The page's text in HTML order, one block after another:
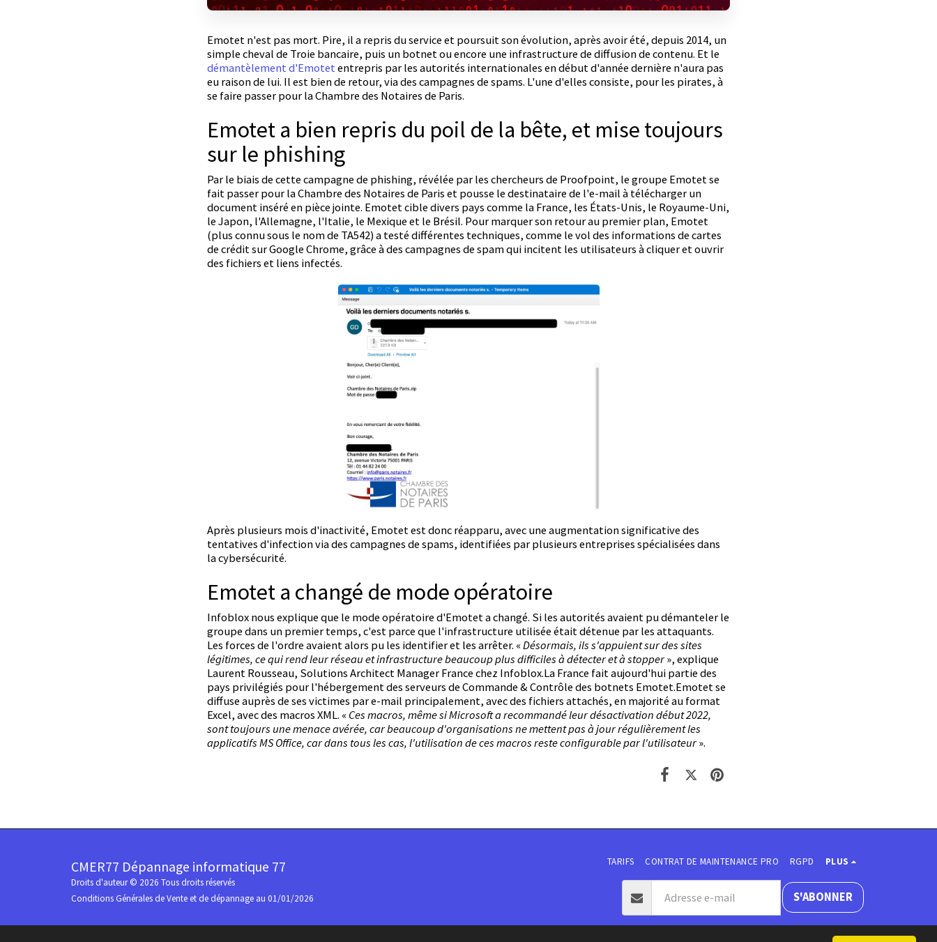
Emotet n'est pas mort. Pire, il a repris du service et poursuit son évolution, après avoir été, depuis 2014, un
simple cheval de Troie bancaire, puis un botnet ou encore une infrastructure de diffusion de contenu. Et le
démantèlement d'Emotetentrepris par les autorités internationales en début d'année dernière n'aura pas
eu raison de lui. Il est bien de retour, via des campagnes de spams. L'une d'elles consiste, pour les pirates, à
se faire passer pour la Chambre des Notaires de Paris.
Emotet a bien repris du poil de la bête, et mise toujours
sur le phishing
Par le biais de cette campagne de phishing, révélée par les chercheurs de Proofpoint, le groupe Emotet se
fait passer pour la Chambre des Notaires de Paris et pousse le destinataire de l'e-mail à télécharger un
document inséré en pièce jointe. Emotet cible divers pays comme la France, les États-Unis, le Royaume-Uni,
le Japon, l'Allemagne, l'Italie, le Mexique et le Brésil. Pour marquer son retour au premier plan, Emotet
(plus connu sous le nom de TA542) a testé différentes techniques, comme le vol des informations de cartes
de crédit sur Google Chrome, grâce à des campagnes de spam qui incitent les utilisateurs à cliquer et ouvrir
des fichiers et liens infectés.
Après plusieurs mois d'inactivité, Emotet est donc réapparu, avec une augmentation significative des
tentatives d'infection via des campagnes de spams, identifiées par plusieurs entreprises spécialisées dans
la cybersécurité.
Emotet a changé de mode opératoire
Infoblox nous explique que le mode opératoire d'Emotet a changé. Si les autorités avaient pu démanteler le
groupe dans un premier temps, c'est parce que l'infrastructure utilisée était détenue par les attaquants.
Les forces de l'ordre avaient alors pu les identifier et les arrêter. «Désormais, ils s'appuient sur des sites
légitimes, ce qui rend leur réseau et infrastructure beaucoup plus difficiles à détecter et à stopper», explique
Laurent Rousseau, Solutions Architect Manager France chez Infoblox.La France fait aujourd'hui partie des
pays privilégiés pour l'hébergement des serveurs de Commande & Contrôle des botnets Emotet.Emotet se
diffuse auprès de ses victimes par e-mail principalement, avec des fichiers attachés, en majorité au format
Excel, avec des macros XML. «Ces macros, même si Microsoft a recommandé leur désactivation début 2022,
sont toujours une menace avérée, car beaucoup d'organisations ne mettent pas à jour régulièrement les
applicatifs MS Office, car dans tous les cas, l'utilisation de ces macros reste configurable par l'utilisateur».
CMER77 Dépannage informatique 77
Droits d'auteur © 2026 Tous droits réservés
Conditions Générales de Vente et de dépannage au 01/01/2026
TARIFS CONTRAT DE MAINTENANCE PRO RGPD PLUS
S'ABONNER